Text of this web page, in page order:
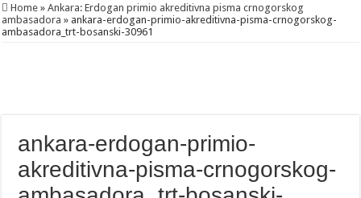
Home » Ankara: Erdogan primio akreditivna pisma crnogorskog
ambasadora » ankara-erdogan-primio-akreditivna-pisma-crnogorskog-
ambasadora_trt-bosanski-30961
ankara-erdogan-primio-
akreditivna-pisma-crnogorskog-